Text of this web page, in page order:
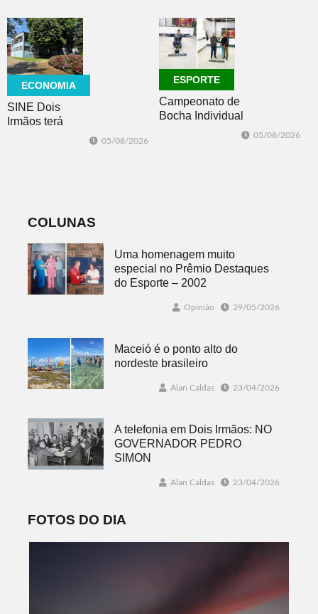
ECONOMIA
SINE Dois
Irmãos terá
05/08/2026
ESPORTE
Campeonato de
Bocha Individual
05/08/2026
COLUNAS
Uma homenagem muito
especial no Prêmio Destaques
do Esporte – 2002
Opinião 29/05/2026
Maceió é o ponto alto do
nordeste brasileiro
Alan Caldas 23/04/2026
A telefonia em Dois Irmãos: NO
GOVERNADOR PEDRO
SIMON
Alan Caldas 23/04/2026
FOTOS DO DIA